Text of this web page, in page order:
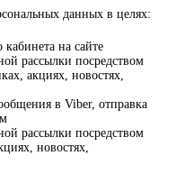
данных в целях:
на сайте
рассылки посредством
акциях, новостях,
в Viber, отправка
рассылки посредством
новостях,